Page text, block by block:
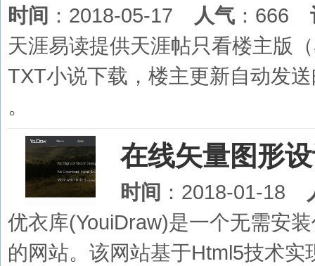
时间 ：2018-05-17 人气 ：666
天涯易读提供天涯帖只看楼主版
TXT小说下载，楼主更新自动发
。
在线矢量图形
时间 ：2018-01-18
优衣库(YouiDraw)是一个无需安
的网站。该网站基于Html5技术